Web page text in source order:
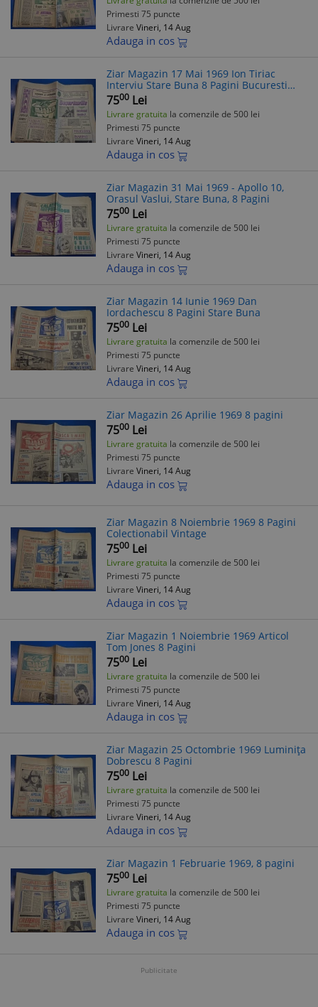
Primesti 75 puncte
Livrare Vineri, 14 Aug
Adauga in cos
Ziar Magazin 17 Mai 1969 Ion Tiriac
Interviu Stare Buna 8 Pagini Bucuresti
Rahova
7500 Lei
Livrare gratuita la comenzile de 500 lei
Primesti 75 puncte
Livrare Vineri, 14 Aug
Adauga in cos
Ziar Magazin 31 Mai 1969 - Apollo 10,
Orasul Vaslui, Stare Buna, 8 Pagini
7500 Lei
Livrare gratuita la comenzile de 500 lei
Primesti 75 puncte
Livrare Vineri, 14 Aug
Adauga in cos
Ziar Magazin 14 Iunie 1969 Dan
Iordachescu 8 Pagini Stare Buna
7500 Lei
Livrare gratuita la comenzile de 500 lei
Primesti 75 puncte
Livrare Vineri, 14 Aug
Adauga in cos
Ziar Magazin 26 Aprilie 1969 8 pagini
7500 Lei
Livrare gratuita la comenzile de 500 lei
Primesti 75 puncte
Livrare Vineri, 14 Aug
Adauga in cos
Ziar Magazin 8 Noiembrie 1969 8 Pagini
Colectionabil Vintage
7500 Lei
Livrare gratuita la comenzile de 500 lei
Primesti 75 puncte
Livrare Vineri, 14 Aug
Adauga in cos
Ziar Magazin 1 Noiembrie 1969 Articol
Tom Jones 8 Pagini
7500 Lei
Livrare gratuita la comenzile de 500 lei
Primesti 75 puncte
Livrare Vineri, 14 Aug
Adauga in cos
Ziar Magazin 25 Octombrie 1969 Luminița
Dobrescu 8 Pagini
7500 Lei
Livrare gratuita la comenzile de 500 lei
Primesti 75 puncte
Livrare Vineri, 14 Aug
Adauga in cos
Ziar Magazin 1 Februarie 1969, 8 pagini
7500 Lei
Livrare gratuita la comenzile de 500 lei
Primesti 75 puncte
Livrare Vineri, 14 Aug
Adauga in cos
Publicitate